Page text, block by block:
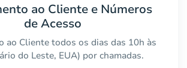
ao Cliente e Números
de Acesso
ao Cliente todos os dias das 10h às
do Leste, EUA) por chamadas.